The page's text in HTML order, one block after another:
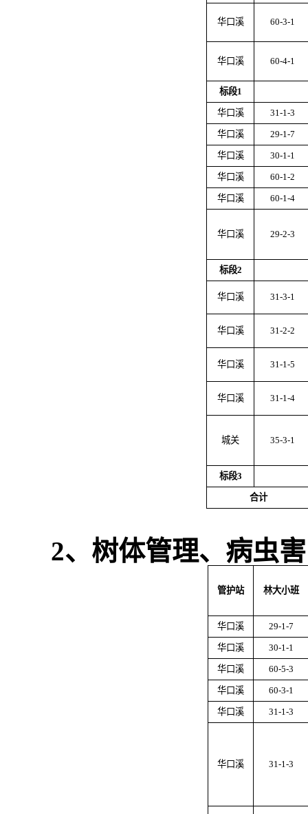
华口溪 60-3-1
华口溪 60-4-1
标段1
华口溪 31-1-3
华口溪 29-1-7
华口溪 30-1-1
华口溪 60-1-2
华口溪 60-1-4
华口溪 29-2-3
标段2
华口溪 31-3-1
华口溪 31-2-2
华口溪 31-1-5
华口溪 31-1-4
城关 35-3-1
标段3
合计
2、树体管理、病虫
管护站 林大小班
华口溪 29-1-7
华口溪 30-1-1
华口溪 60-5-3
华口溪 60-3-1
华口溪 31-1-3
华口溪 31-1-3